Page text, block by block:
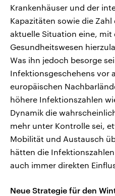
Krankenhäuser und der
Kapazitäten sowie die Zahl
aktuelle Situation eine, mit
Gesundheitswesen
Was ihn jedoch besorge
Infektionsgeschehens vor
europäischen
höhere Infektionszahlen
Dynamik die
mehr unter Kontrolle sei,
Mobilität und Austausch
hätten die
auch immer direkten
Neue Strategie für den